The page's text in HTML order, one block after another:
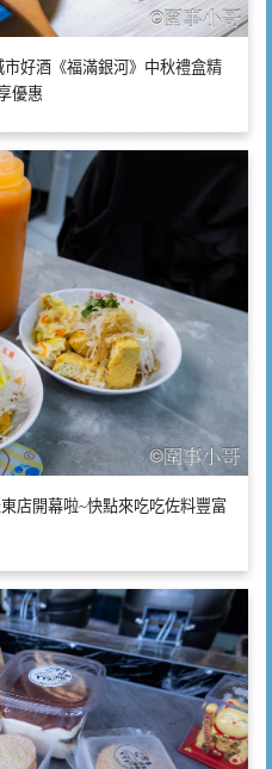
好酒《福滿銀河》中秋禮盒精
優惠
店開幕啦~快點來吃吃佐料豐富